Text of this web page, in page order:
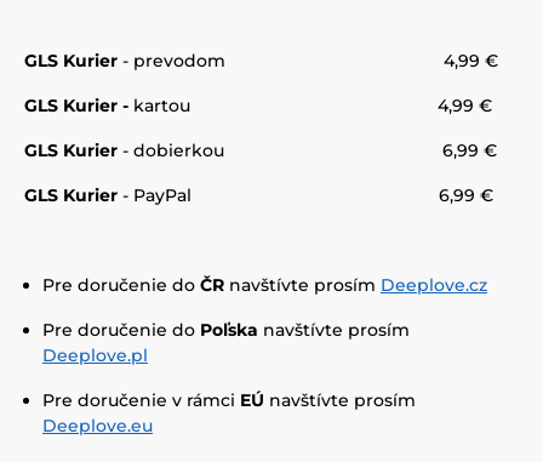
GLS Kurier - prevodom 4,99 €
GLS Kurier - kartou 4,99 €
GLS Kurier - dobierkou 6,99 €
GLS Kurier - PayPal 6,99 €
Pre doručenie do ČR navštívte prosím Deeplove.cz
Pre doručenie do Poľska navštívte prosím
Deeplove.pl
Pre doručenie v rámci EÚ navštívte prosím
Deeplove.eu